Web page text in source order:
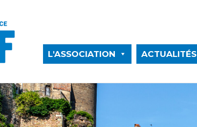
L'ASSOCIATION ACTUALITÉS